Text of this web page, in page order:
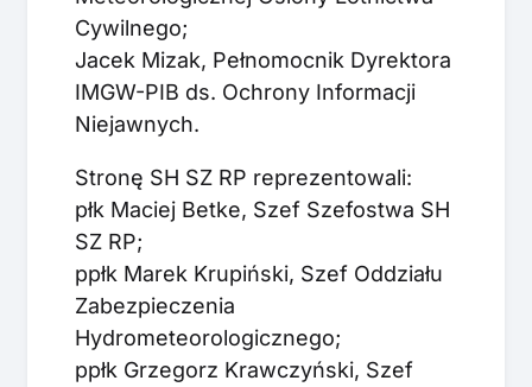
Cywilnego;
Jacek Mizak, Pełnomocnik Dyrektora
IMGW-PIB ds. Ochrony Informacji
Niejawnych.
Stronę SH SZ RP reprezentowali:
płk Maciej Betke, Szef Szefostwa SH
SZ RP;
ppłk Marek Krupiński, Szef Oddziału
Zabezpieczenia
Hydrometeorologicznego;
ppłk Grzegorz Krawczyński, Szef